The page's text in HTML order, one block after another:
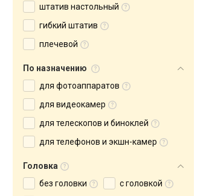
штатив настольный
гибкий штатив
плечевой
По назначению
для фотоаппаратов
для видеокамер
для телескопов и биноклей
для телефонов и экшн-камер
Головка
без головки
с головкой